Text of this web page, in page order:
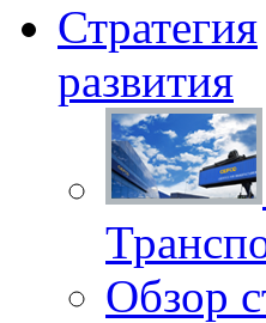
Стратегия
развития
Обзор